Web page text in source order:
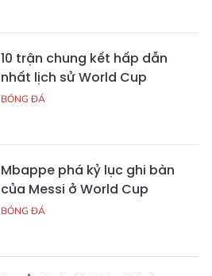
10 trận chung kết hấp dẫn
nhất lịch sử World Cup
BÓNG ĐÁ
Mbappe phá kỷ lục ghi bàn
của Messi ở World Cup
BÓNG ĐÁ